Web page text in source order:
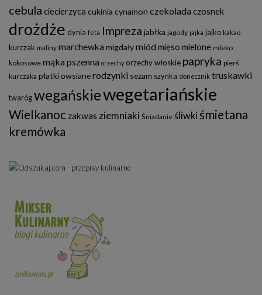
cebula ciecierzyca cukinia cynamon czekolada czosnek
drożdże dynia feta Impreza jabłka jagody jajka jajko kakao
kurczak maliny marchewka migdałymiód mięso mielone mleko
kokosowe mąka pszenna orzechy orzechy włoskie papryka pierś
kurczaka płatki owsianerodzynki sezam szynka słonecznik truskawki
twarógwegańskiewegetariańskie
Wielkanoc zakwas ziemniaki Śniadanie śliwki śmietana
kremówka